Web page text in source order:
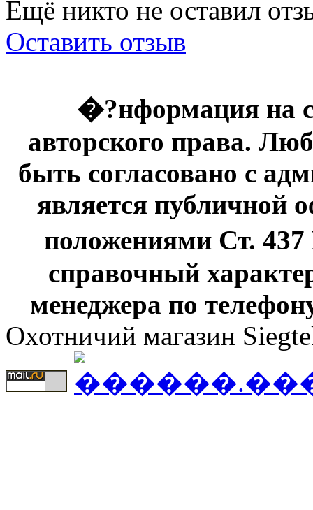
Ещё никто не оставил
Оставить отзыв
�?нформация на
авторского права.
быть согласовано с
является публичной
положениями Ст.
справочный
менеджера по
Охотничий магазин